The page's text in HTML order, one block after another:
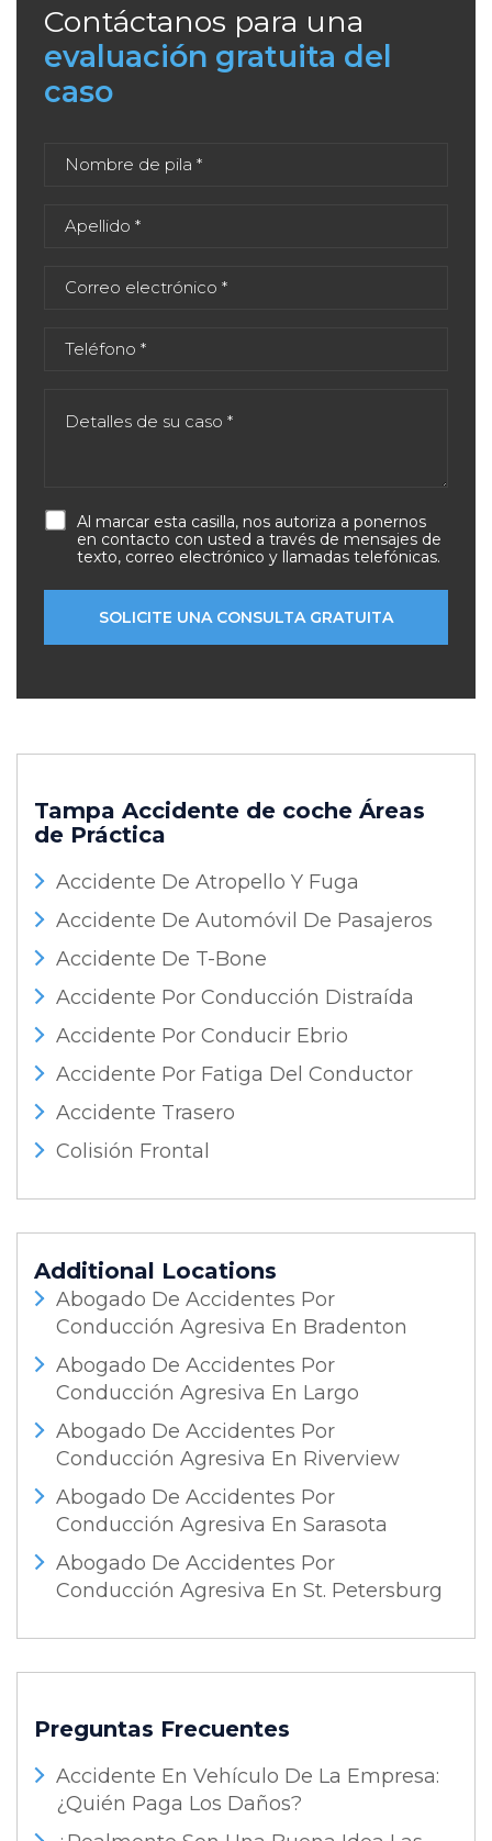
Contáctanos para una
evaluación gratuita del
caso
Al marcar esta casilla, nos autoriza a ponernos
en contacto con usted a través de mensajes de
texto, correo electrónico y llamadas telefónicas.
Tampa Accidente de coche Áreas
de Práctica
Accidente De Atropello Y Fuga
Accidente De Automóvil De Pasajeros
Accidente De T-Bone
Accidente Por Conducción Distraída
Accidente Por Conducir Ebrio
Accidente Por Fatiga Del Conductor
Accidente Trasero
Colisión Frontal
Additional Locations
Abogado De Accidentes Por
Conducción Agresiva En Bradenton
Abogado De Accidentes Por
Conducción Agresiva En Largo
Abogado De Accidentes Por
Conducción Agresiva En Riverview
Abogado De Accidentes Por
Conducción Agresiva En Sarasota
Abogado De Accidentes Por
Conducción Agresiva En St. Petersburg
Preguntas Frecuentes
Accidente En Vehículo De La Empresa:
¿Quién Paga Los Daños?